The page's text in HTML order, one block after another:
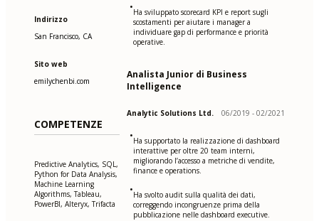
Indirizzo
San Francisco, CA
Sito web
emilychenbi.com
COMPETENZE
Predictive Analytics, SQL,
Python for Data Analysis,
Machine Learning
Algorithms, Tableau,
PowerBI, Alteryx, Trifacta
•Ha sviluppato scorecard KPI e report sugli
scostamenti per aiutare i manager a
individuare gap di performance e priorità
operative.
Analista Junior di Business
Intelligence
Analytic Solutions Ltd. 06/2019 - 02/2021
•Ha supportato la realizzazione di dashboard
interattive per oltre 20 team interni,
migliorando l’accesso a metriche di vendite,
finance e operations.
•Ha svolto audit sulla qualità dei dati,
correggendo incongruenze prima della
pubblicazione nelle dashboard executive.